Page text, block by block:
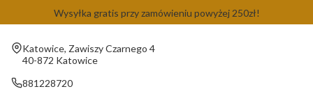
Wysyłka gratis przy zamówieniu powyżej 250zł!
Adres:
Katowice, Zawiszy Czarnego 4
40-872 Katowice
881228720